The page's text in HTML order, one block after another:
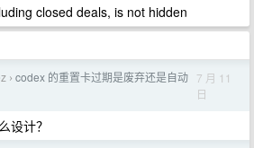
closed deals, is not hidden
› codex 的重置卡过期是废弃还是自动 7 月 11
日
设计？